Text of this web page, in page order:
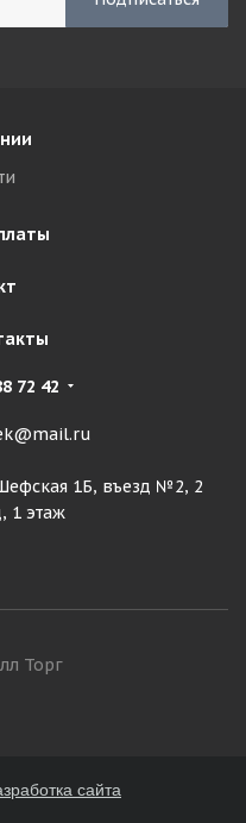
72 42
1Б, въезд №2, 2
1 этаж
Торг
сайта